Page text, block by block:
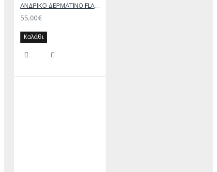
ΑΝΔΡΙΚΟ ΔΕΡΜΑΤΙΝΟ FLAT ΣΑΝΔΑΛΙ ΜΑΥΡΟ ΔΟΥΚΑΣ
55,00€
Καλάθι